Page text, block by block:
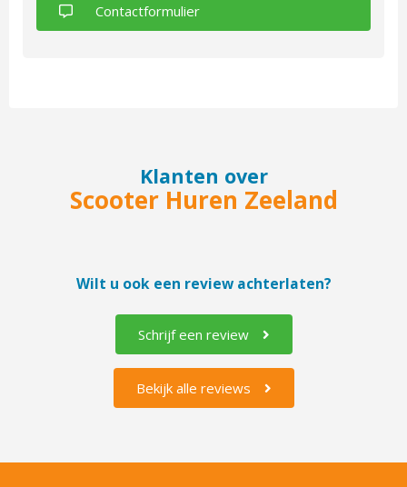
Contactformulier
Klanten over
Scooter Huren Zeeland
Wilt u ook een review achterlaten?
Schrijf een review
Bekijk alle reviews